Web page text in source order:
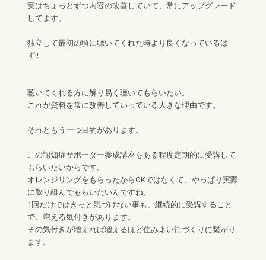
実はちょっとずつ内容の改善していて、常にアップグレード
してます。
独立して最初の頃に聴いてくれた時より良くなっているは
ず!!
聴いてくれる方に解り易く聴いてもらいたい。
これが資料を常に改善していっている大きな理由です。
それともう一つ目的があります。
この認知症サポーター養成講座をある程度定期的に受講して
もらいたいからです。
オレンジリングをもらったからOKではなくて、やっぱり実際
に取り組んでもらいたいんですね。
1回だけではきっと気づけない事も、継続的に受講すること
で、増える気付きがあります。
その気付きが増えれば増えるほど住みよい街づくりに繋がり
ます。